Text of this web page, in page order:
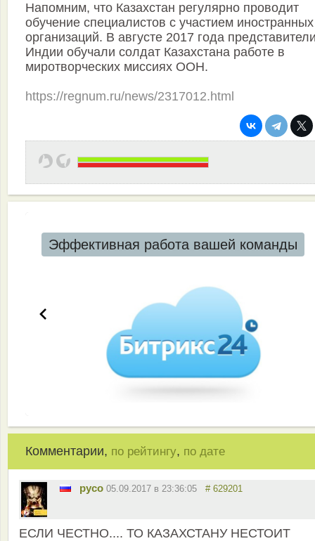
Напомним, что Казахстан регулярно проводит
обучение специалистов с участием иностранных
организаций. В августе 2017 года
Индии обучали солдат Казахстана работе в
миротворческих миссиях ООН.
https://regnum.ru/news/2317012.html
Эффективная работа вашей команды
Комментарии, по рейтингу, по дате
русо 05.09.2017 в 23:36:05 # 629201
ЕСЛИ ЧЕСТНО.... ТО КАЗАХСТАНУ НЕСТОИТ